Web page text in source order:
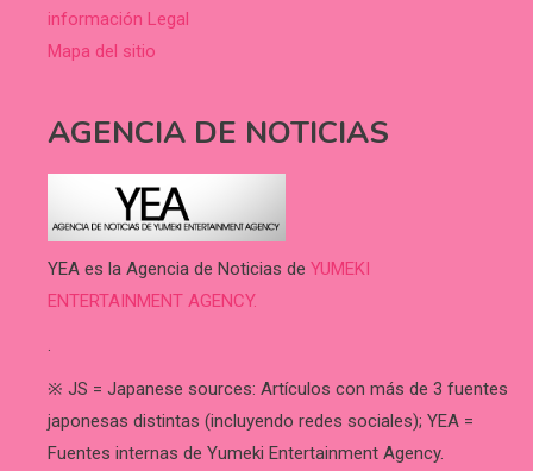
información Legal
Mapa del sitio
AGENCIA DE NOTICIAS
YEA es la Agencia de Noticias de YUMEKI
ENTERTAINMENT AGENCY.
.
※ JS = Japanese sources: Artículos con más de 3 fuentes
japonesas distintas (incluyendo redes sociales); YEA =
Fuentes internas de Yumeki Entertainment Agency.